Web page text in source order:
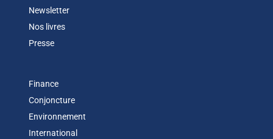
Newsletter
Nos livres
Presse
Finance
Conjoncture
Environnement
International